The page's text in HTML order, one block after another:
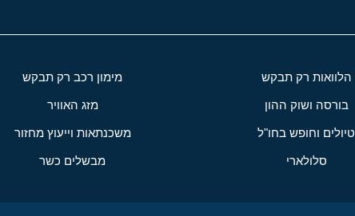
הלוואות רק תבקש מימון רכב רק תבקש
בורסה ושוק ההון מזג האוויר
טיולים וחופש בחו"ל משכנתאות וייעוץ מחזור
סלולארי מבשלים כשר